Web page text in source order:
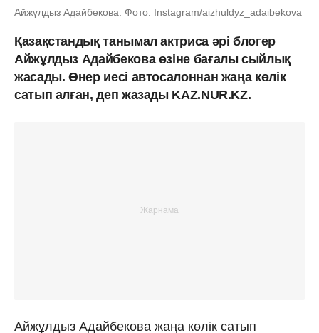
Айжұлдыз Адайбекова. Фото: Instagram/aizhuldyz_adaibekova
Қазақстандық танымал актриса әрі блогер
Айжұлдыз Адайбекова өзіне бағалы сыйлық
жасады. Өнер иесі автосалоннан жаңа көлік
сатып алған, деп жазады KAZ.NUR.KZ.
Айжұлдыз Адайбекова жаңа көлік сатып